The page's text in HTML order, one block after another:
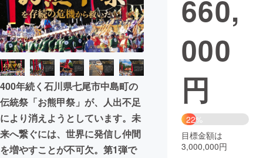
映像・映画 書籍・雑誌
ビジネス・起業 チャレンジ
まちづくり・地域活性化
CAMPFIRE for Social Good
CAMPFIRE Creation
CAMPFIREふるさと納税machi-ya コミュニティ
400年続く石川県七尾市中島町の
伝統祭「お熊甲祭」が、人出不足
により消えようとしています。未
来へ繋ぐには、世界に発信し仲間
を増やすことが不可欠。第1弾で
660,
000
円
22%
目標金額は
3,000,000円